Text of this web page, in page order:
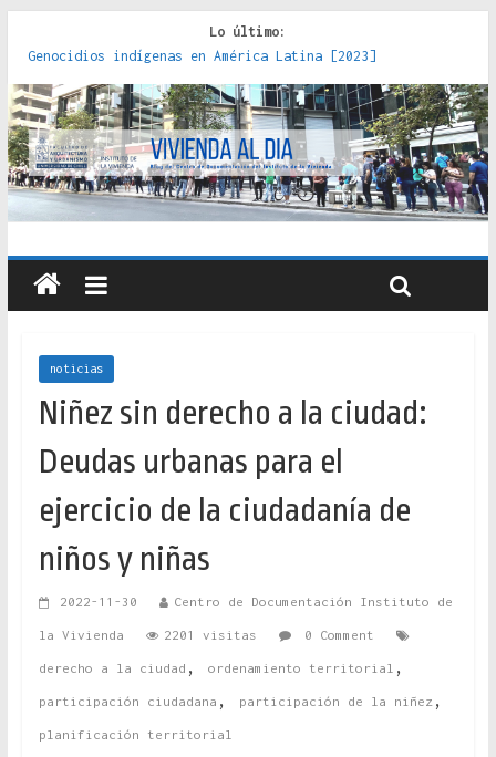
Lo último:
Genocidios indígenas en América Latina [2023]
Estudios sobre la espacialización de los Estados :
políticas, prácticas y representaciones [2022]
Donde el pedernal choca con el acero : hacia una teoría
crítica de las fronteras latinoamericanas [2020]
Criterios técnicos para una vivienda adecuada [2019]
Red de consultorios de la Caja del Seguro Obrero en
Santiago : un patrimonio emblemático [2014]
noticias
Niñez sin derecho a la ciudad:
Deudas urbanas para el
ejercicio de la ciudadanía de
niños y niñas
2022-11-30 Centro de Documentación Instituto de
la Vivienda 2201 visitas 0 Comment
derecho a la ciudad , ordenamiento territorial ,
participación ciudadana , participación de la niñez,
planificación territorial